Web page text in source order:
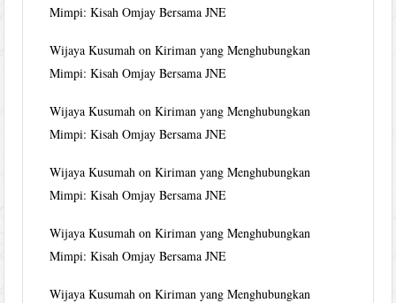
Mimpi: Kisah Omjay Bersama JNE
Wijaya Kusumah onKiriman yang Menghubungkan
Mimpi: Kisah Omjay Bersama JNE
Wijaya Kusumah onKiriman yang Menghubungkan
Mimpi: Kisah Omjay Bersama JNE
Wijaya Kusumah onKiriman yang Menghubungkan
Mimpi: Kisah Omjay Bersama JNE
Wijaya Kusumah onKiriman yang Menghubungkan
Mimpi: Kisah Omjay Bersama JNE
Wijaya Kusumah onKiriman yang Menghubungkan